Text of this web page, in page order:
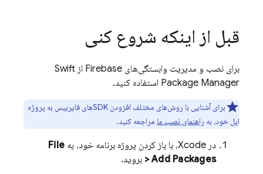
قبل از اینکه شروع کنی
برای نصب و مدیریت وابستگی‌های Firebase از Swift
Package Manager استفاده کنید.
برای آشنایی با روش‌های مختلف افزودن SDKهای فایربیس به پروژه
اپل خود، به راهنمای نصب ما مراجعه کنید.
در Xcode، با باز کردن پروژه برنامه خود، به
File
> Add Packages بروید.